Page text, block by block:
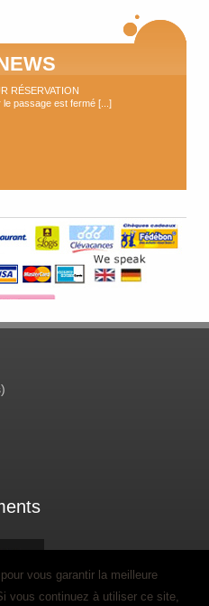
RÉSERVATION
passage est fermé [...]
2015 - 2026
Inscription newsletter
vous garantir la meilleure
vous continuez à utiliser ce site,